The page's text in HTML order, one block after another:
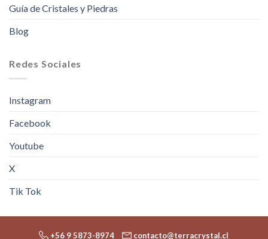
Guía de Cristales y Piedras
Blog
Redes Sociales
Instagram
Facebook
Youtube
X
Tik Tok
+56 9 5873-8974 contacto@terracrystal.cl